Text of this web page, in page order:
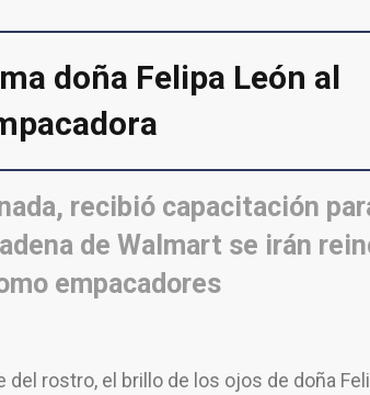
doña Felipa León al
recibió capacitación
de Walmart se irán
empacadores
rostro, el brillo de los ojos de doña